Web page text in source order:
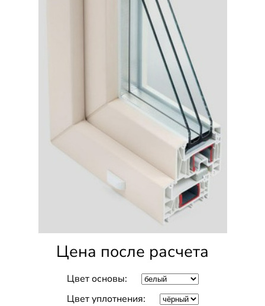
Цена после расчета
Цвет основы:
Цвет уплотнения: